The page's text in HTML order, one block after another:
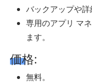
バックアップや詳
専用のアプリ マ
ます。
価格:
無料。